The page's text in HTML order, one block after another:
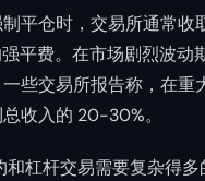
平仓时，交易所通常收
强平费。在市场剧烈波动
些交易所报告称，在重
收入的 20-30%。
和杠杆交易需要复杂得多